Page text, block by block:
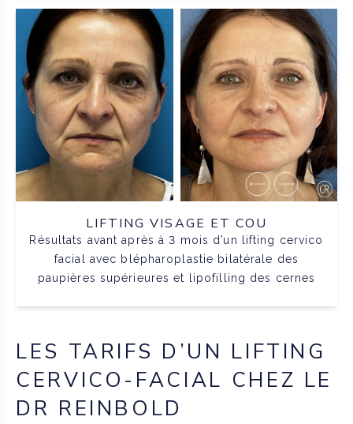
LIFTING VISAGE ET COU
Résultats avant après à 3 mois d’un lifting cervico
facial avec blépharoplastie bilatérale des
paupières supérieures et lipofilling des cernes
LES TARIFS D’UN LIFTING
CERVICO-FACIAL CHEZ LE
DR REINBOLD